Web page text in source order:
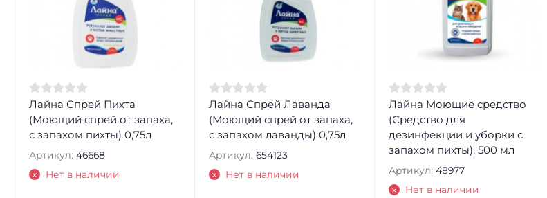
Лайна Спрей Пихта
(Моющий спрей от запаха,
с запахом пихты) 0,75л
Артикул: 46668
Нет в наличии
Лайна Спрей Лаванда
(Моющий спрей от запаха,
с запахом лаванды) 0,75л
Артикул: 654123
Нет в наличии
Лайна Моющие средство
(Средство для
дезинфекции и уборки с
запахом пихты), 500 мл
Артикул: 48977
Нет в наличии